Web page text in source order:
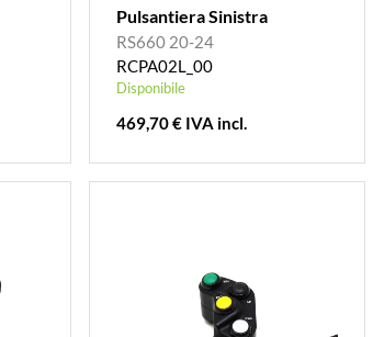
Pulsantiera Sinistra
RS660 20-24
RCPA02L_00
Disponibile
469,70 € IVA incl.